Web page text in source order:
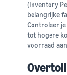
(Inventory
belangrijke
Controleer je
tot hogere
voorraad